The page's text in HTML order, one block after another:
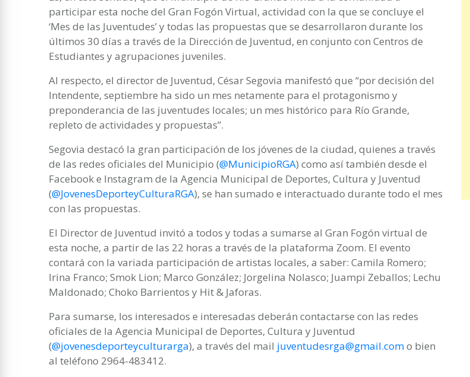
participar esta noche del Gran Fogón Virtual, actividad con la que se concluye el
‘Mes de las Juventudes’ y todas las propuestas que se desarrollaron durante los
últimos 30 días a través de la Dirección de Juventud, en conjunto con Centros de
Estudiantes y agrupaciones juveniles.
Al respecto, el director de Juventud, César Segovia manifestó que “por decisión del
Intendente, septiembre ha sido un mes netamente para el protagonismo y
preponderancia de las juventudes locales; un mes histórico para Río Grande,
repleto de actividades y propuestas”.
Segovia destacó la gran participación de los jóvenes de la ciudad, quienes a través
de las redes oficiales del Municipio (@MunicipioRGA) como así también desde el
Facebook e Instagram de la Agencia Municipal de Deportes, Cultura y Juventud
(@JovenesDeporteyCulturaRGA), se han sumado e interactuado durante todo el mes
con las propuestas.
El Director de Juventud invitó a todos y todas a sumarse al Gran Fogón virtual de
esta noche, a partir de las 22 horas a través de la plataforma Zoom. El evento
contará con la variada participación de artistas locales, a saber: Camila Romero;
Irina Franco; Smok Lion; Marco González; Jorgelina Nolasco; Juampi Zeballos; Lechu
Maldonado; Choko Barrientos y Hit & Jaforas.
Para sumarse, los interesados e interesadas deberán contactarse con las redes
oficiales de la Agencia Municipal de Deportes, Cultura y Juventud
(@jovenesdeporteyculturarga), a través del mail juventudesrga@gmail.como bien
al teléfono 2964-483412.